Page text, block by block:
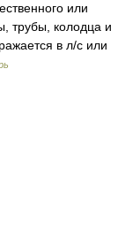
или
трубы, колодца и
в л/с или